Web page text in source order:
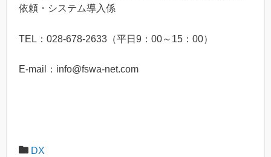
依頼・システム導入係
TEL：028-678-2633（平日9：00～15：00）
E-mail：info@fswa-net.com
DX